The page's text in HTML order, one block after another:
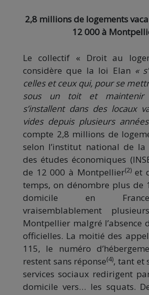
2,8 millions de logements
12 000 à
Le collectif « Droit au
considère que la loi Elan «
celles et ceux qui, pour se
sous un toit et maintenir
s’installent dans des locaux
vides depuis plusieurs
compte 2,8 millions de
selon l’institut national de
des études économiques
de 12 000 à Montpellier(2)et
temps, on dénombre plus de
domicile en France
vraisemblablement
Montpellier malgré l’absence
officielles. La moitié des
115, le numéro
restent sans réponse(4), tant et
services sociaux redirigent
domicile vers… les squats.